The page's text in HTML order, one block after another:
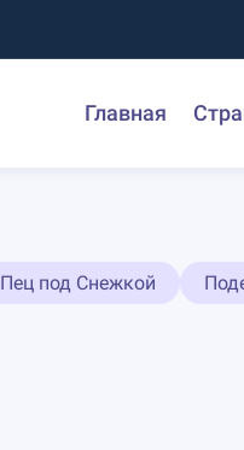
Главная
Пец под Снежкой